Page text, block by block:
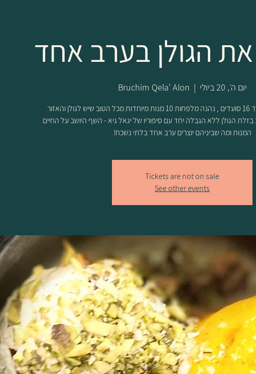
הגולן בערב אחד
יום ה׳, 20 ביולי
  |
Bruchim Qela' Alon
בשולחן שלנו מקום לעד 16 סועדים , נהנה מלפחות 10 מנות מיוחדות מכל הטוב שיש לגולן והאזור
בזלת הגולן ללא הגבלה יחד עם סיפוריו של יגאל גיא - השף היושב על החיים
המנות ומה שביניהם יוצרים ערב אחד בלתי נשכח!
Tickets are not on sale
See other events